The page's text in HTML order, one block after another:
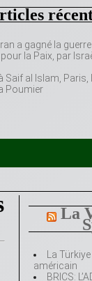
a gagné la guerre
la Paix, par
Saif al Islam, Paris,
Poumier
La
La
américain
BRICS: